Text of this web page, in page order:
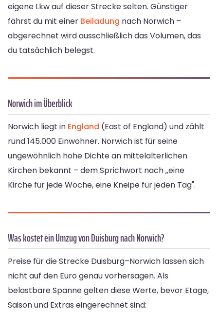
eigene Lkw auf dieser Strecke selten. Günstiger
fährst du mit einer Beiladung nach Norwich –
abgerechnet wird ausschließlich das Volumen, das
du tatsächlich belegst.
Norwich im Überblick
Norwich liegt in England (East of England) und zählt
rund 145.000 Einwohner. Norwich ist für seine
ungewöhnlich hohe Dichte an mittelalterlichen
Kirchen bekannt – dem Sprichwort nach „eine
Kirche für jede Woche, eine Kneipe für jeden Tag".
Was kostet ein Umzug von Duisburg nach Norwich?
Preise für die Strecke Duisburg–Norwich lassen sich
nicht auf den Euro genau vorhersagen. Als
belastbare Spanne gelten diese Werte, bevor Etage,
Saison und Extras eingerechnet sind: